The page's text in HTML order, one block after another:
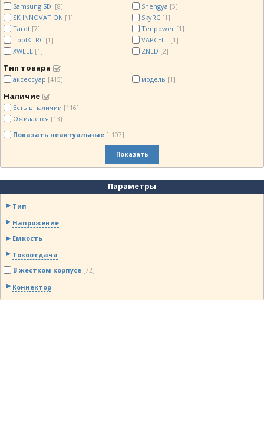
Samsung SDI [8] Shengya [5]
SK INNOVATION [1] SkyRC [1]
Tarot [7] Tenpower [1]
ToolKitRC [1] VAPCELL [1]
XWELL [1] ZNLD [2]
Тип товара
аксессуар [415] модель [1]
Наличие
Есть в наличии [116]
Ожидается [13]
Показать неактуальные [+107]
Показать
Параметры
Тип
Напряжение
Емкость
Токоотдача
В жестком корпусе [72]
Коннектор